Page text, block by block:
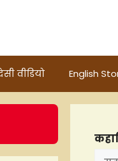
वीडियो English